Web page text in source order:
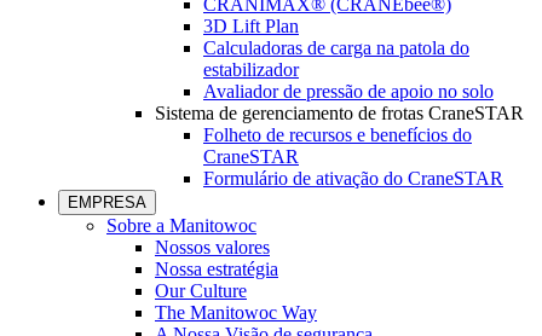
CRANIMAX® (CRANEbee®)
3D Lift Plan
Calculadoras de carga na patola do
estabilizador
Avaliador de pressão de apoio no solo
Sistema de gerenciamento de frotas CraneSTAR
Folheto de recursos e benefícios do
CraneSTAR
Formulário de ativação do CraneSTAR
EMPRESA
Sobre a Manitowoc
Nossos valores
Nossa estratégia
Our Culture
The Manitowoc Way